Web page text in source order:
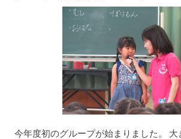
今年度初のグループが始まりました。 大